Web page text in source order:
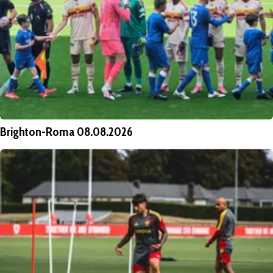
Brighton-Roma 08.08.2026